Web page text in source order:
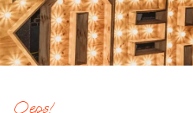
Oeps!